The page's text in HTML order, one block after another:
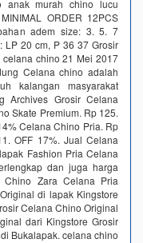
anak murah chino lucu
ORDER 12PCS
adem size: 3. 5. 7
LP 20 cm, P 36 37 Grosir
chino 21 Mei 2017
Celana chino adalah
kalangan masyarakat
Archives Grosir Celana
Skate Premium. Rp 125.
Celana Chino Pria. Rp
OFF 17%. Jual Celana
Fashion Pria Celana
dan juga harga
Chino Zara Celana Pria
di lapak Kingstore
Celana Chino Original
dari Kingstore Grosir
Bukalapak. celana chino